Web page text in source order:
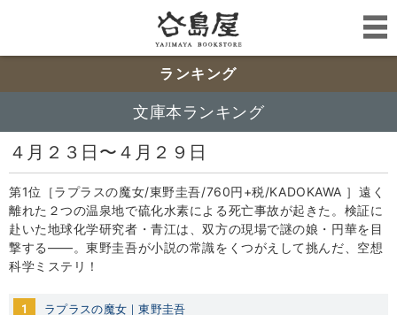
ランキング
文庫本ランキング
４月２３日〜４月２９日
第1位［ラプラスの魔女/東野圭吾/760円+税/KADOKAWA ］遠く
離れた２つの温泉地で硫化水素による死亡事故が起きた。検証に
赴いた地球化学研究者・青江は、双方の現場で謎の娘・円華を目
撃する――。東野圭吾が小説の常識をくつがえして挑んだ、空想
科学ミステリ！
1 ラプラスの魔女｜東野圭吾